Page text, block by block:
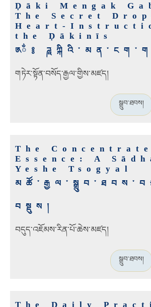
Ḍāki Mengak
The Secret
Heart-
the Ḍākinīs
༁ྂ༔
གཏེར་སྟོན་བསོད་རྒྱལ་གྱིས་མཛད།
སྒྲུབ་ཐབས།
The
Essence: A
Yeshe Tsogyal
བསྡུས།
བདུད་འཇོམས་རིན་པོ་ཆེས་མཛད།
སྒྲུབ་ཐབས།
The Daily